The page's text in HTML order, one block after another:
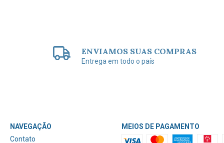
ENVIAMOS SUAS COMPRAS
Entrega em todo o país
NAVEGAÇÃO
Contato
MEIOS DE PAGAMENTO